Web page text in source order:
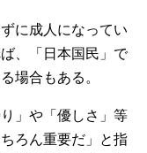
に成人になってい
、「日本国民」で
場合もある。
」や「優しさ」等
ろん重要だ」と指